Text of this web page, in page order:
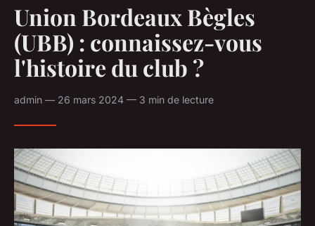
Union Bordeaux Bègles
(UBB) : connaissez-vous
l'histoire du club ?
admin — 26 mars 2024 — 3 min de lecture